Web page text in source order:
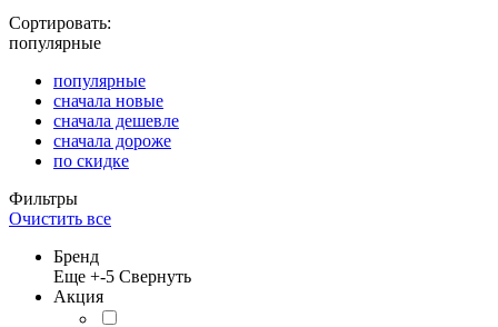
Сортировать:
популярные
популярные
сначала новые
сначала дешевле
сначала дороже
по скидке
Фильтры
Очистить все
Бренд
Еще +-5 Свернуть
Акция